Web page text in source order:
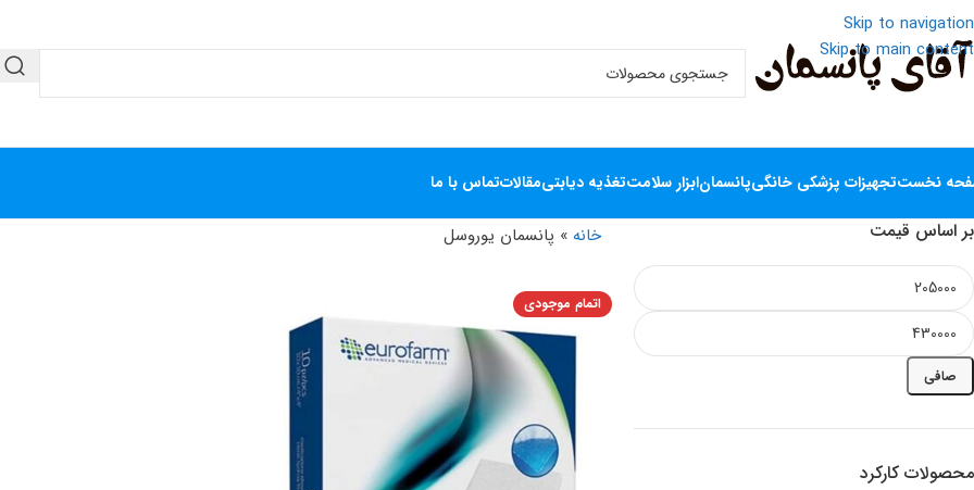
Skip to navigation
Skip to main content
نخستتجهیزات پزشکی خانگیپانسمانابزار سلامتتغذیه دیابتیمقالاتتماس با ما
بر اساس قیمت
صافی
محصولات کارکرد
خانه » پانسمان یوروسل
اتمام موجودی